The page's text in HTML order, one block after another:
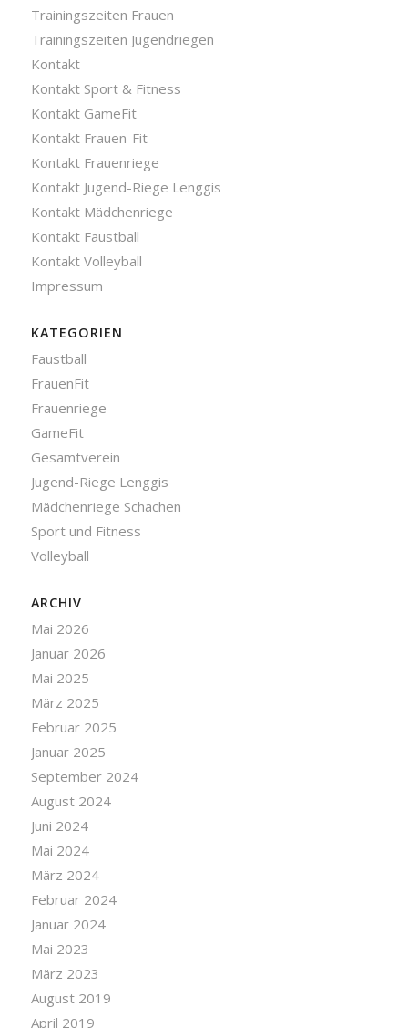
Trainingszeiten Frauen
Trainingszeiten Jugendriegen
Kontakt
Kontakt Sport & Fitness
Kontakt GameFit
Kontakt Frauen-Fit
Kontakt Frauenriege
Kontakt Jugend-Riege Lenggis
Kontakt Mädchenriege
Kontakt Faustball
Kontakt Volleyball
Impressum
KATEGORIEN
Faustball
FrauenFit
Frauenriege
GameFit
Gesamtverein
Jugend-Riege Lenggis
Mädchenriege Schachen
Sport und Fitness
Volleyball
ARCHIV
Mai 2026
Januar 2026
Mai 2025
März 2025
Februar 2025
Januar 2025
September 2024
August 2024
Juni 2024
Mai 2024
März 2024
Februar 2024
Januar 2024
Mai 2023
März 2023
August 2019
April 2019